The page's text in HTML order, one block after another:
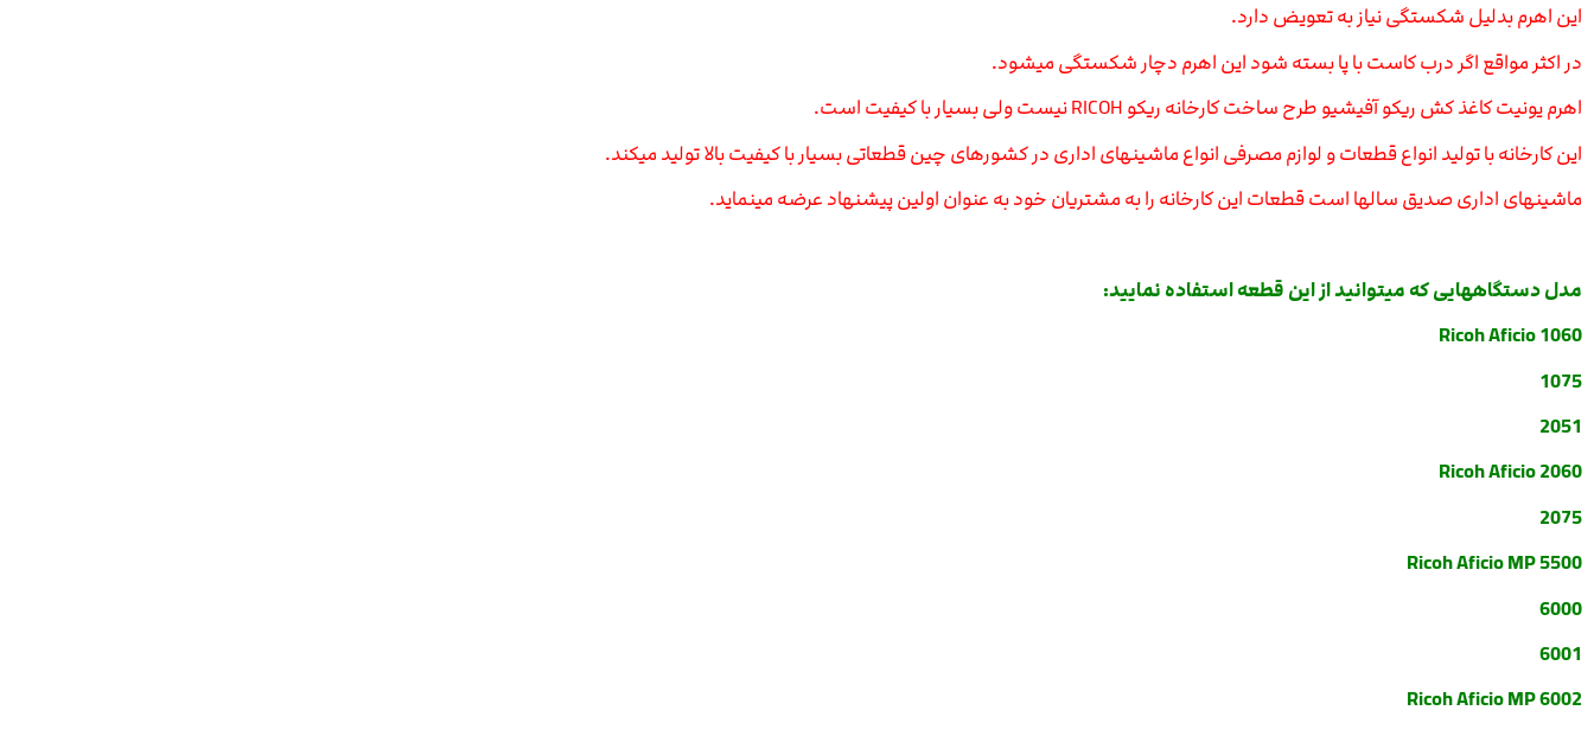
این اهرم بدلیل شکستگی نیاز به تعویض دارد.
در اکثر مواقع اگر درب کاست با پا بسته شود این اهرم دچار شکستگی میشود.
اهرم یونیت کاغذ کش ریکو آفیشیو طرح ساخت کارخانه ریکو RICOH نیست ولی بسیار با کیفیت است.
این کارخانه با تولید انواع قطعات و لوازم مصرفی انواع ماشینهای اداری در کشورهای چین قطعاتی بسیار با کیفیت بالا تولید میکند.
ماشینهای اداری صدیق سالها است قطعات این کارخانه را به مشتریان خود به عنوان اولین پیشنهاد عرضه مینماید.
مدل دستگاههایی که میتوانید از این قطعه استفاده نمایید:
Ricoh Aficio 1060
1075
2051
Ricoh Aficio 2060
2075
Ricoh Aficio MP 5500
6000
6001
Ricoh Aficio MP 6002